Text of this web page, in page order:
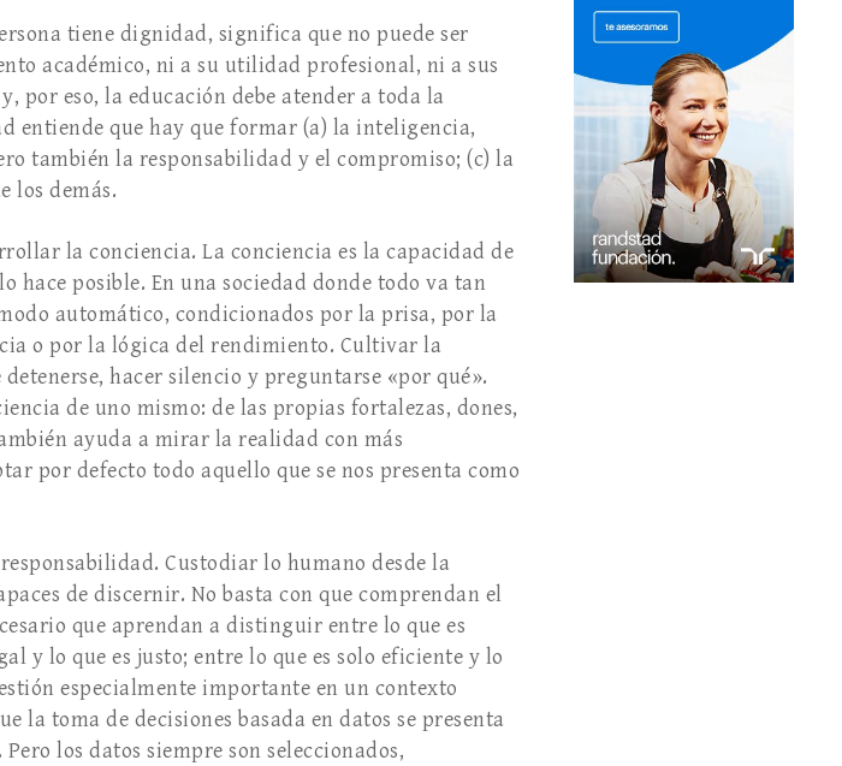
tiene dignidad, significa que no puede ser
académico, ni a su utilidad profesional, ni a sus
por eso, la educación debe atender a toda la
entiende que hay que formar (a) la inteligencia,
también la responsabilidad y el compromiso; (c) la
los demás.
la conciencia. La conciencia es la capacidad de
hace posible. En una sociedad donde todo va tan
automático, condicionados por la prisa, por la
o por la lógica del rendimiento. Cultivar la
hacer silencio y preguntarse «por qué».
de uno mismo: de las propias fortalezas, dones,
ayuda a mirar la realidad con más
por defecto todo aquello que se nos presenta como
Custodiar lo humano desde la
de discernir. No basta con que comprendan el
que aprendan a distinguir entre lo que es
y lo que es justo; entre lo que es solo eficiente y lo
especialmente importante en un contexto
la toma de decisiones basada en datos se presenta
los datos siempre son seleccionados,